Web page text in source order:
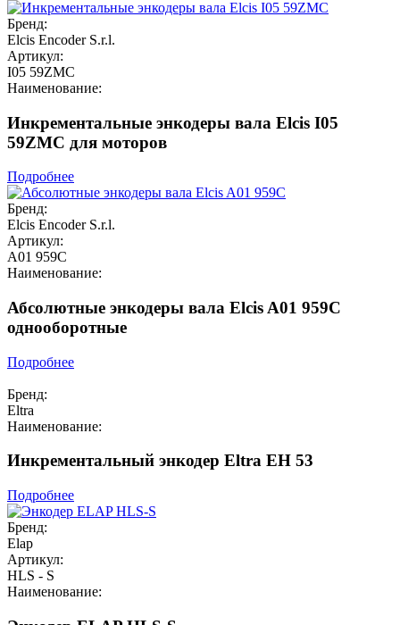
Бренд:
Elcis Encoder S.r.l.
Артикул:
I05 59ZMC
Наименование:
Инкрементальные энкодеры вала Elcis I05
59ZMC для моторов
Подробнее
Бренд:
Elcis Encoder S.r.l.
Артикул:
A01 959C
Наименование:
Абсолютные энкодеры вала Elcis A01 959C
однооборотные
Подробнее
Бренд:
Eltra
Наименование:
Инкрементальный энкодер Eltra EH 53
Подробнее
Бренд:
Elap
Артикул:
HLS - S
Наименование: